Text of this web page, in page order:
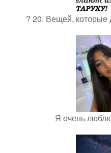
? 20. Вещей, которые
Я очень